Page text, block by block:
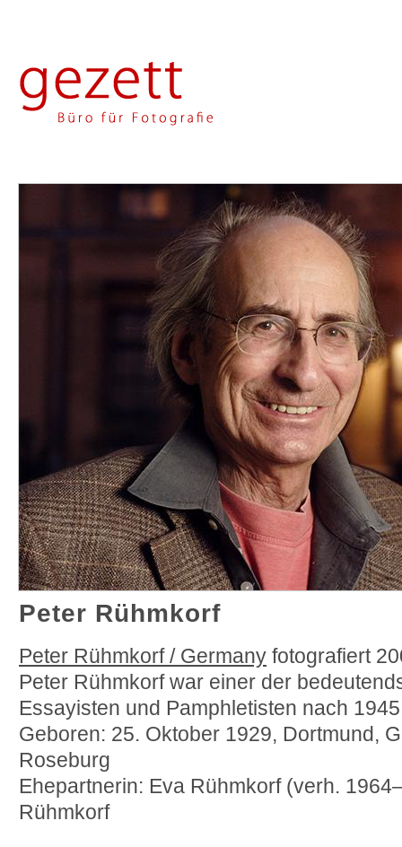
Peter Rühmkorf
Peter Rühmkorf / Germany fotografiert
Peter Rühmkorf war einer der
Essayisten und Pamphletisten nach
Geboren: 25. Oktober 1929, Dortmund,
Roseburg
Ehepartnerin: Eva Rühmkorf (verh.
Rühmkorf